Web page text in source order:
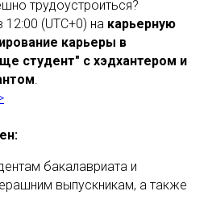
трудоустроиться?
12:00 (UTC+0) на карьерную
карьеры в
студент" с хэдхантером и
бакалавриата и
выпускникам, а также